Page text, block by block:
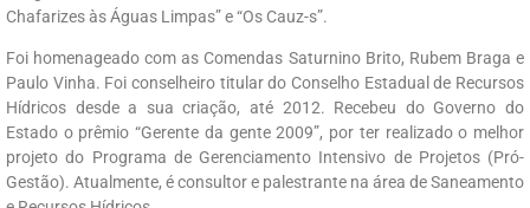
Chafarizes às Águas Limpas” e “Os Cauz-s”.
Foi homenageado com as Comendas Saturnino Brito, Rubem Braga e
Paulo Vinha. Foi conselheiro titular do Conselho Estadual de Recursos
Hídricos desde a sua criação, até 2012. Recebeu do Governo do
Estado o prêmio “Gerente da gente 2009”, por ter realizado o melhor
projeto do Programa de Gerenciamento Intensivo de Projetos (Pró-
Gestão). Atualmente, é consultor e palestrante na área de Saneamento